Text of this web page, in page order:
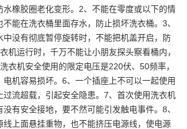
水橡胶圈老化变形。2、不能在零度或以下的情
能在洗衣桶里面存水，防止损坏洗衣桶。3、
中没有彻底暂停旋转时，不能把机盖开启，防
机运行时，千万不能让小朋友探头察看桶内，
衣机安全使用的限定电压是220伏、50频率，
电机容易损坏。6、一个插座上不可以一起使用
过流超载，引起安全隐患。7、首次使用洗衣机
有安全接地，要不然可能引发触电事件。8、
线上面悬挂重物，也不能挤压电源线，使电源